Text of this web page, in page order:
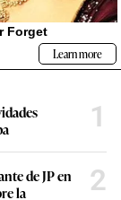
1
de JP en
la
2